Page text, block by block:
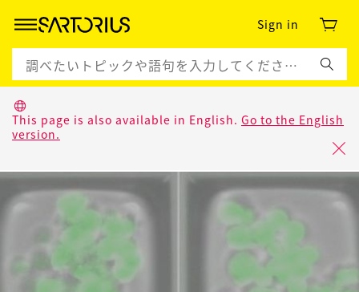
Sign in
This page is also available in English. Go to the English
version.